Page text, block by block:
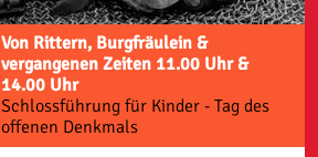
Von Rittern, Burgfräulein &
vergangenen Zeiten 11.00 Uhr &
14.00 Uhr
Schlossführung für Kinder - Tag des
offenen Denkmals